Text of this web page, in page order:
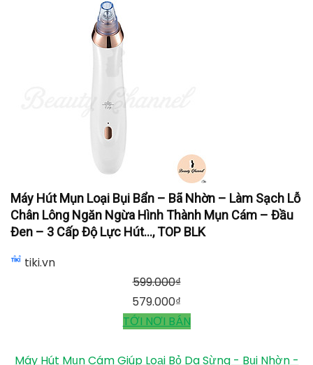
Máy Hút Mụn Loại Bụi Bẩn – Bã Nhờn – Làm Sạch Lỗ
Chân Lông Ngăn Ngừa Hình Thành Mụn Cám – Đầu
Đen – 3 Cấp Độ Lực Hút..., TOP BLK
tiki.vn
599.000₫
579.000₫
TỚI NƠI BÁN
Máy Hút Mụn Cám Giúp Loại Bỏ Da Sừng - Bụi Nhờn -